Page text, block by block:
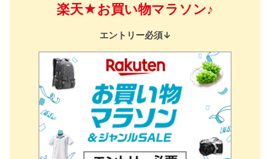
楽天★お買い物マラソン♪
エントリー必須↓